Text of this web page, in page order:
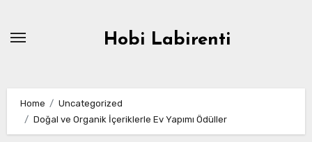
Hobi Labirenti
Home
Uncategorized
Doğal ve Organik İçeriklerle Ev Yapımı Ödüller